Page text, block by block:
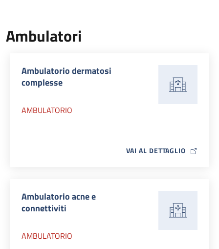
Ambulatori
Ambulatorio dermatosi
complesse
AMBULATORIO
VAI AL DETTAGLIO MAP ICON
Ambulatorio acne e
connettiviti
AMBULATORIO